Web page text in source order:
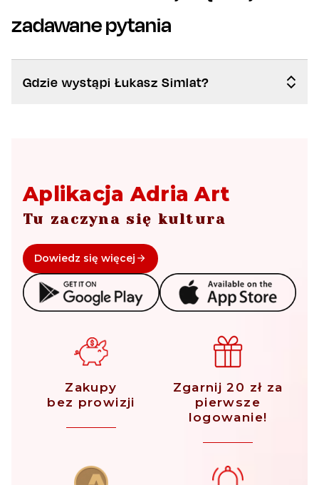
zadawane pytania
Gdzie wystąpi Łukasz Simlat?
Aplikacja Adria Art
Tu zaczyna się kultura
Dowiedz się więcej
Zakupy
bez prowizji
Zgarnij 20 zł za
pierwsze
logowanie!